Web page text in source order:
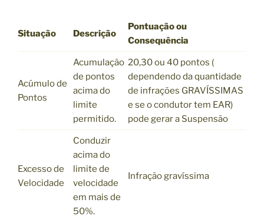
Situação Descrição
Pontuação ou
Consequência
Acúmulo de
Pontos
Acumulação
de pontos
acima do
limite
permitido.
20,30 ou 40 pontos (
dependendo da quantidade
de infrações GRAVÍSSIMAS
e se o condutor tem EAR)
pode gerar a Suspensão
Excesso de
Velocidade
Conduzir
acima do
limite de
velocidade
em mais de
50%.
Infração gravíssima